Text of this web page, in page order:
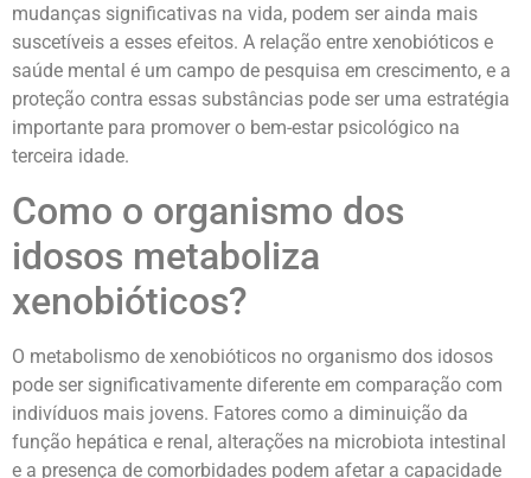
mudanças significativas na vida, podem ser ainda mais
suscetíveis a esses efeitos. A relação entre xenobióticos e
saúde mental é um campo de pesquisa em crescimento, e a
proteção contra essas substâncias pode ser uma estratégia
importante para promover o bem-estar psicológico na
terceira idade.
Como o organismo dos
idosos metaboliza
xenobióticos?
O metabolismo de xenobióticos no organismo dos idosos
pode ser significativamente diferente em comparação com
indivíduos mais jovens. Fatores como a diminuição da
função hepática e renal, alterações na microbiota intestinal
e a presença de comorbidades podem afetar a capacidade